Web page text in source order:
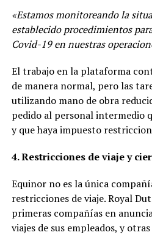
«Estamos monitoreando la
establecido procedimientos
Covid-19 en nuestras
El trabajo en la plataforma
de manera normal, pero las
utilizando mano de obra
pedido al personal intermedio
y que haya impuesto
4. Restricciones de viaje y
Equinor no es la única
restricciones de viaje. Royal
primeras compañías en
viajes de sus empleados, y